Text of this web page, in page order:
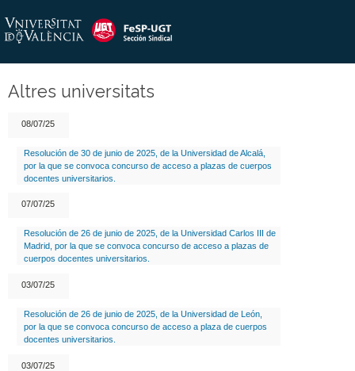
Altres universitats
08/07/25
Resolución de 30 de junio de 2025, de la Universidad de Alcalá,
por la que se convoca concurso de acceso a plazas de cuerpos
docentes universitarios.
07/07/25
Resolución de 26 de junio de 2025, de la Universidad Carlos III de
Madrid, por la que se convoca concurso de acceso a plazas de
cuerpos docentes universitarios.
03/07/25
Resolución de 26 de junio de 2025, de la Universidad de León,
por la que se convoca concurso de acceso a plaza de cuerpos
docentes universitarios.
03/07/25